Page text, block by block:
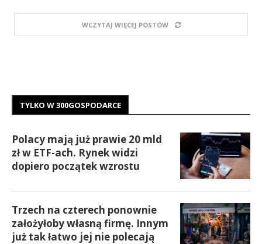
WCZYTAJ WIĘCEJ POSTÓW
TYLKO W 300GOSPODARCE
Polacy mają już prawie 20 mld
zł w ETF-ach. Rynek widzi
dopiero początek wzrostu
Trzech na czterech ponownie
założyłoby własną firmę. Innym
już tak łatwo jej nie polecają